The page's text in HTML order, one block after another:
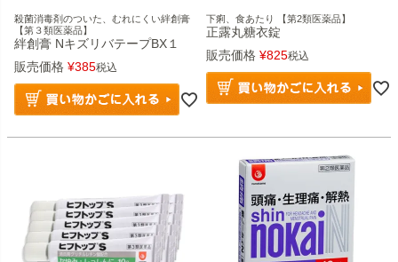
殺菌消毒剤のついた、むれにくい絆創膏
【第３類医薬品】
絆創膏 NキズリバテープBX１
販売価格 ¥385税込
下痢、食あたり 【第2類医薬品】
正露丸糖衣錠
販売価格 ¥825税込